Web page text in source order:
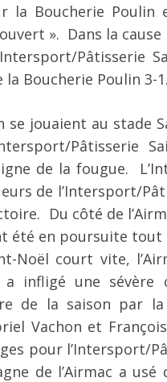
la Boucherie
». Dans la
Pâtisserie
Boucherie Poulin 3-1.
se jouaient au stade
Pâtisserie
de la fougue.
de l’Intersport/
Du côté de
été en poursuite
Noël court vite,
a infligé une sévère
de la saison par
Vachon et
pour l’Intersport/
de l’Airmac a